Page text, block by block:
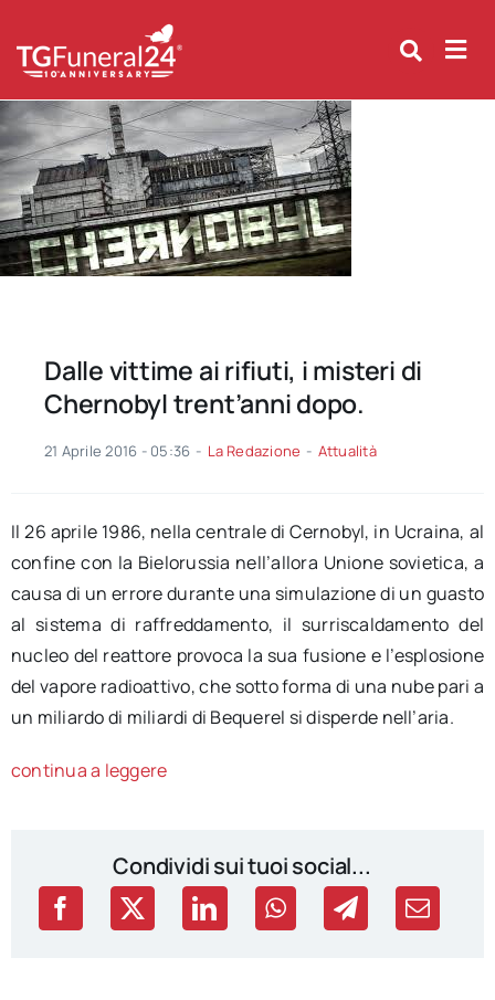
content
Dalle vittime ai rifiuti, i misteri di
Chernobyl trent’anni dopo.
21 Aprile 2016 - 05:36 - La Redazione - Attualità
Il 26 aprile 1986, nella centrale di Cernobyl, in Ucraina, al
confine con la Bielorussia nell’allora Unione sovietica, a
causa di un errore durante una simulazione di un guasto
al sistema di raffreddamento, il surriscaldamento del
nucleo del reattore provoca la sua fusione e l’esplosione
del vapore radioattivo, che sotto forma di una nube pari a
un miliardo di miliardi di Bequerel si disperde nell’aria.
continua a leggere
Condividi sui tuoi social...